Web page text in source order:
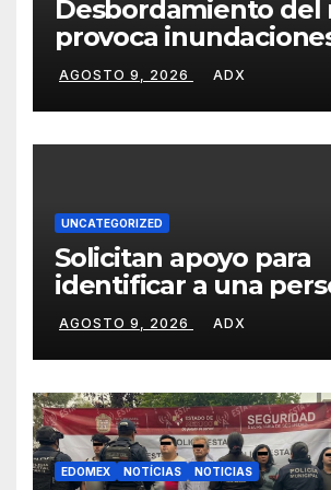
Desbordamiento del
provoca
Aguatenco; familias
ayuda urgente
AGOSTO 9, 2026 ADX
UNCATEGORIZED
Solicitan apoyo para
identificar a una
Santiago
AGOSTO 9, 2026 ADX
EDOMEX NOTÍCIAS NOTICIAS